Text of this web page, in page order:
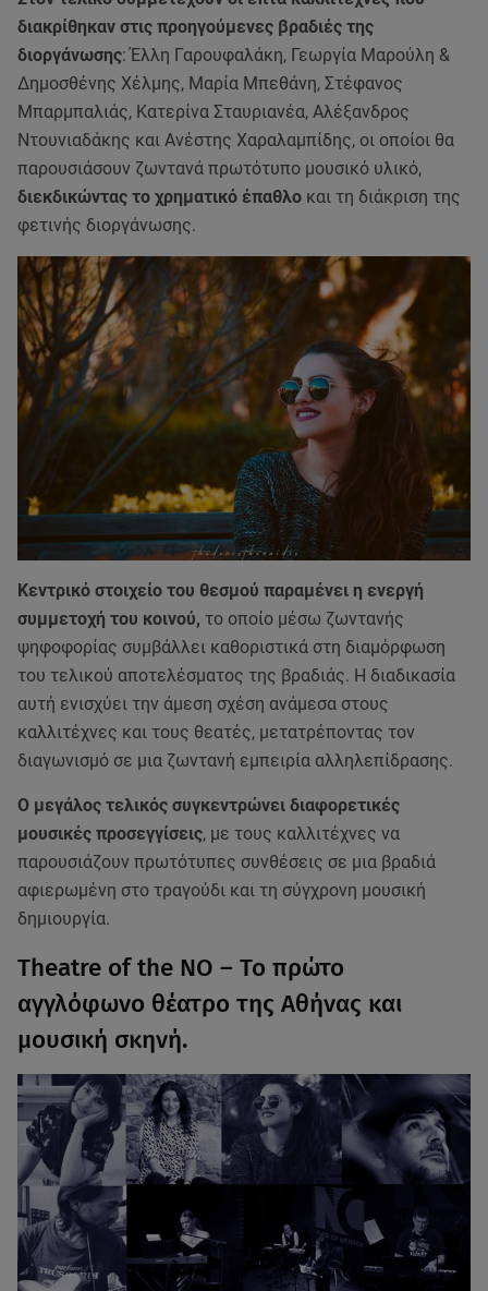
διακρίθηκαν στις προηγούμενες βραδιές της
διοργάνωσης: Έλλη Γαρουφαλάκη, Γεωργία Μαρούλη &
Δημοσθένης Χέλμης, Μαρία Μπεθάνη, Στέφανος
Μπαρμπαλιάς, Κατερίνα Σταυριανέα, Αλέξανδρος
Ντουνιαδάκης και Ανέστης Χαραλαμπίδης, οι οποίοι θα
παρουσιάσουν ζωντανά πρωτότυπο μουσικό υλικό,
διεκδικώντας το χρηματικό έπαθλο και τη διάκριση της
φετινής διοργάνωσης.
Κεντρικό στοιχείο του θεσμού παραμένει η ενεργή
συμμετοχή του κοινού, το οποίο μέσω ζωντανής
ψηφοφορίας συμβάλλει καθοριστικά στη διαμόρφωση
του τελικού αποτελέσματος της βραδιάς. Η διαδικασία
αυτή ενισχύει την άμεση σχέση ανάμεσα στους
καλλιτέχνες και τους θεατές, μετατρέποντας τον
διαγωνισμό σε μια ζωντανή εμπειρία αλληλεπίδρασης.
Ο μεγάλος τελικός συγκεντρώνει διαφορετικές
μουσικές προσεγγίσεις, με τους καλλιτέχνες να
παρουσιάζουν πρωτότυπες συνθέσεις σε μια βραδιά
αφιερωμένη στο τραγούδι και τη σύγχρονη μουσική
δημιουργία.
Theatre of the NO – Το πρώτο
αγγλόφωνο θέατρο της Αθήνας και
μουσική σκηνή.